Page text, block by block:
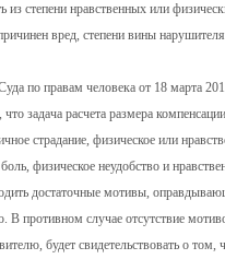
из степени нравственных или
вред, степени вины
по правам человека от 18 марта
задача расчета размера
страдание, физическое или
физическое неудобство и
достаточные мотивы,
В противном случае отсутствие
будет свидетельствовать о